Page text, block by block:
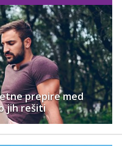
prepire med
jih rešiti